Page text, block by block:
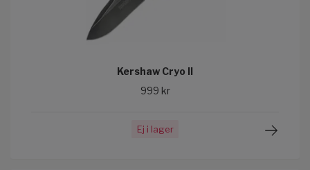
Kershaw Cryo II
999 kr
Ej i lager